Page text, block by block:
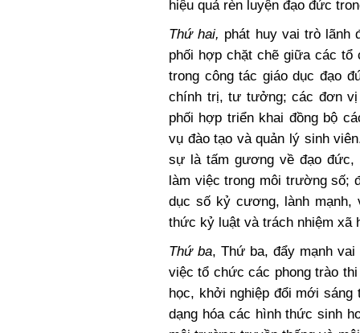
hiệu quả rèn luyện đạo đức
Thứ hai, phát huy vai trò lãnh
phối hợp chặt chẽ giữa các
trong công tác giáo dục đạo
chính trị, tư tưởng; các đơn
phối hợp triển khai đồng bộ
vụ đào tạo và quản lý sinh
sự là tấm gương về đạo đức,
làm việc trong môi trường số;
dục số kỷ cương, lành mạnh,
thức kỷ luật và trách nhiệm xã
Thứ ba, Thứ ba, đẩy mạnh vai
việc tổ chức các phong trào
học, khởi nghiệp đổi mới sáng
dạng hóa các hình thức sinh